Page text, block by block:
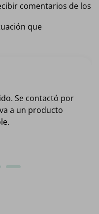
comentarios de los
que
Se contactó por
a un producto